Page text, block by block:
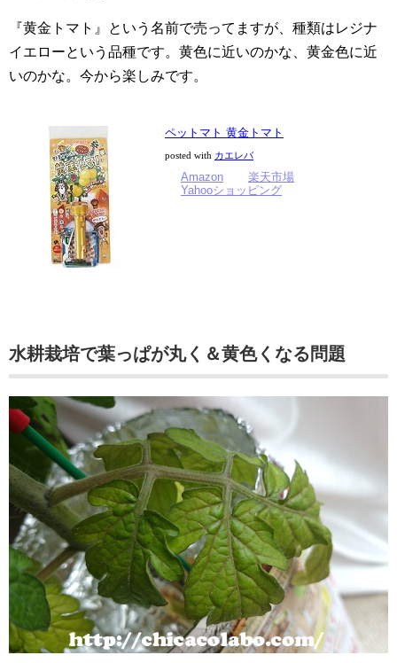
『黄金トマト』という名前で売ってますが、種類はレジナ
イエローという品種です。黄色に近いのかな、黄金色に近
いのかな。今から楽しみです。
ペットマト 黄金トマト
posted with カエレバ
Amazon
楽天市場
Yahooショッピング
水耕栽培で葉っぱが丸く＆黄色くなる問題